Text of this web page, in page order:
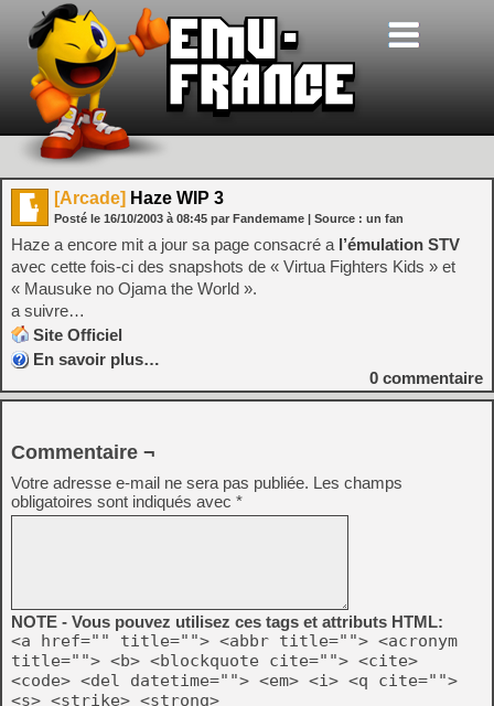
[Arcade] Haze WIP 3
Posté le 16/10/2003 à 08:45 par Fandemame | Source : un fan
Haze a encore mit a jour sa page consacré a l’émulation STV
avec cette fois-ci des snapshots de « Virtua Fighters Kids » et
« Mausuke no Ojama the World ».
a suivre…
Site Officiel
En savoir plus…
0 commentaire
Commentaire ¬
Votre adresse e-mail ne sera pas publiée. Les champs
obligatoires sont indiqués avec *
NOTE - Vous pouvez utilisez ces tags et attributs HTML:
<a href="" title=""> <abbr title=""> <acronym
title=""> <b> <blockquote cite=""> <cite>
<code> <del datetime=""> <em> <i> <q cite="">
<s> <strike> <strong>